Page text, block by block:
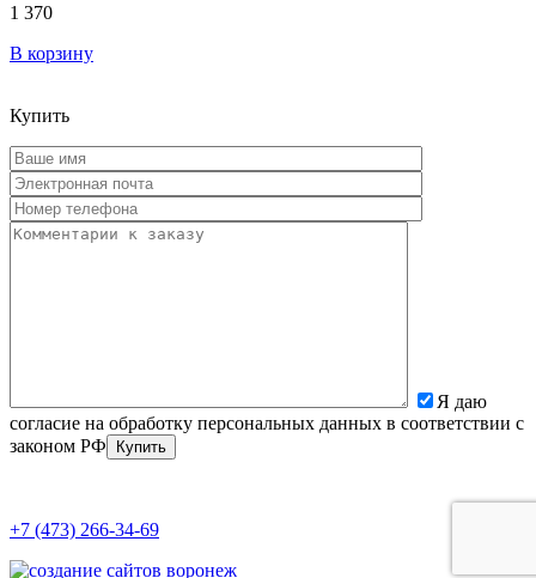
1 370
В корзину
Купить
Я даю
согласие на обработку персональных данных в соответствии с
законом РФ
+7 (473) 266-34-69